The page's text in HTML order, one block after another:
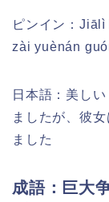
ピンイン： Jiālì
zài yuènán
日本語：美し
ましたが、彼
ました
成語：巨大